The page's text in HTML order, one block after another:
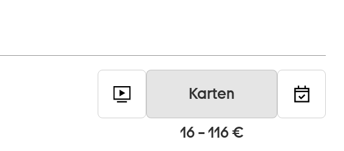
Karten
16 – 116 €